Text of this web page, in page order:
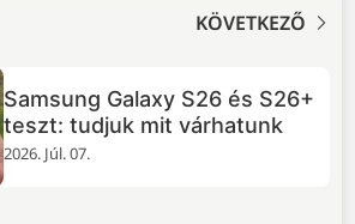
KÖVETKEZŐ
Samsung Galaxy S26 és S26+
teszt: tudjuk mit várhatunk
2026. Júl. 07.